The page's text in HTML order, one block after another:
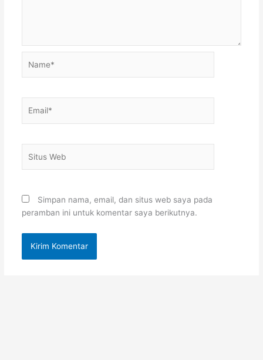
Web
Simpan nama, email, dan situs web saya pada
peramban ini untuk komentar saya berikutnya.